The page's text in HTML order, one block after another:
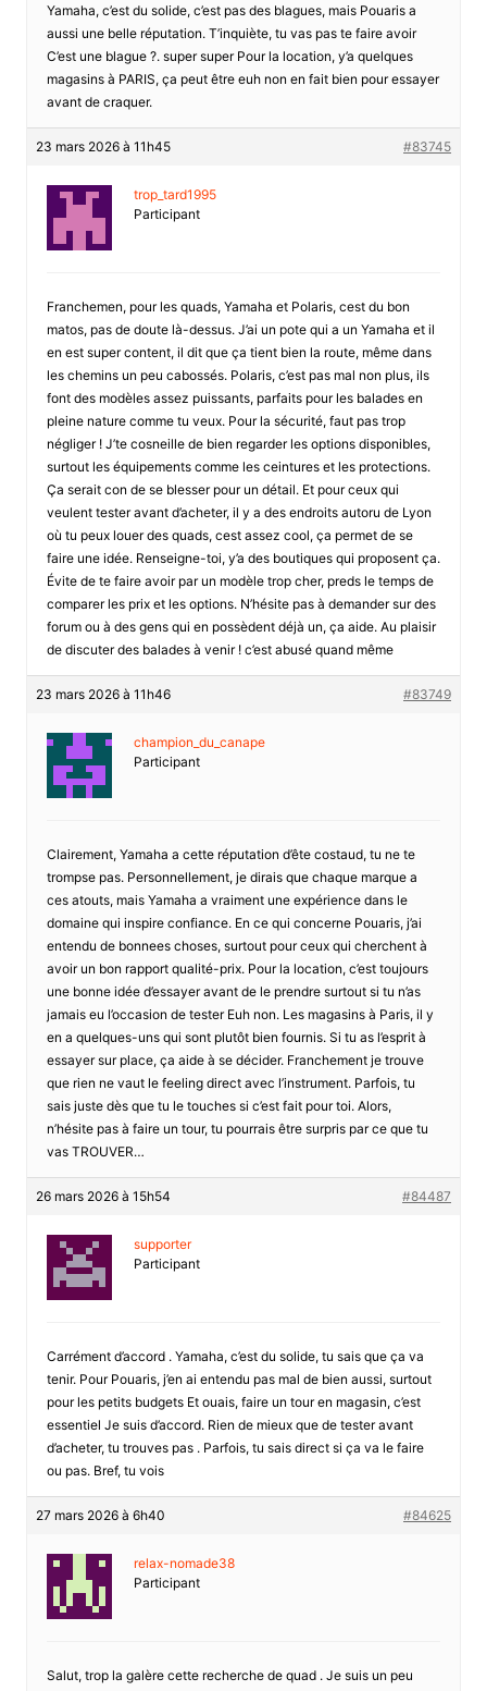
Yamaha, c’est du solide, c’est pas des blagues, mais Pouaris a
aussi une belle réputation. T’inquiète, tu vas pas te faire avoir
C’est une blague ?. super super Pour la location, y’a quelques
magasins à PARIS, ça peut être euh non en fait bien pour essayer
avant de craquer.
23 mars 2026 à 11h45 #83745
trop_tard1995
Participant
Franchemen, pour les quads, Yamaha et Polaris, cest du bon
matos, pas de doute là-dessus. J’ai un pote qui a un Yamaha et il
en est super content, il dit que ça tient bien la route, même dans
les chemins un peu cabossés. Polaris, c’est pas mal non plus, ils
font des modèles assez puissants, parfaits pour les balades en
pleine nature comme tu veux. Pour la sécurité, faut pas trop
négliger ! J’te cosneille de bien regarder les options disponibles,
surtout les équipements comme les ceintures et les protections.
Ça serait con de se blesser pour un détail. Et pour ceux qui
veulent tester avant d’acheter, il y a des endroits autoru de Lyon
où tu peux louer des quads, cest assez cool, ça permet de se
faire une idée. Renseigne-toi, y’a des boutiques qui proposent ça.
Évite de te faire avoir par un modèle trop cher, preds le temps de
comparer les prix et les options. N’hésite pas à demander sur des
forum ou à des gens qui en possèdent déjà un, ça aide. Au plaisir
de discuter des balades à venir ! c’est abusé quand même
23 mars 2026 à 11h46 #83749
champion_du_canape
Participant
Clairement, Yamaha a cette réputation d’ête costaud, tu ne te
trompse pas. Personnellement, je dirais que chaque marque a
ces atouts, mais Yamaha a vraiment une expérience dans le
domaine qui inspire confiance. En ce qui concerne Pouaris, j’ai
entendu de bonnees choses, surtout pour ceux qui cherchent à
avoir un bon rapport qualité-prix. Pour la location, c’est toujours
une bonne idée d’essayer avant de le prendre surtout si tu n’as
jamais eu l’occasion de tester Euh non. Les magasins à Paris, il y
en a quelques-uns qui sont plutôt bien fournis. Si tu as l’esprit à
essayer sur place, ça aide à se décider. Franchement je trouve
que rien ne vaut le feeling direct avec l’instrument. Parfois, tu
sais juste dès que tu le touches si c’est fait pour toi. Alors,
n’hésite pas à faire un tour, tu pourrais être surpris par ce que tu
vas TROUVER…
26 mars 2026 à 15h54 #84487
supporter
Participant
Carrément d’accord . Yamaha, c’est du solide, tu sais que ça va
tenir. Pour Pouaris, j’en ai entendu pas mal de bien aussi, surtout
pour les petits budgets Et ouais, faire un tour en magasin, c’est
essentiel Je suis d’accord. Rien de mieux que de tester avant
d’acheter, tu trouves pas . Parfois, tu sais direct si ça va le faire
ou pas. Bref, tu vois
27 mars 2026 à 6h40 #84625
relax-nomade38
Participant
Salut, trop la galère cette recherche de quad . Je suis un peu